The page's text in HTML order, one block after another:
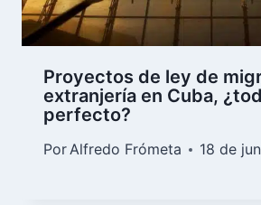
Proyectos de ley de
extranjería en Cuba,
perfecto?
PorAlfredo Frómeta 18 de